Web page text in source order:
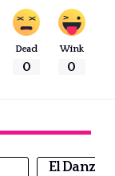
Dead
0
Wink
0
El Danzar